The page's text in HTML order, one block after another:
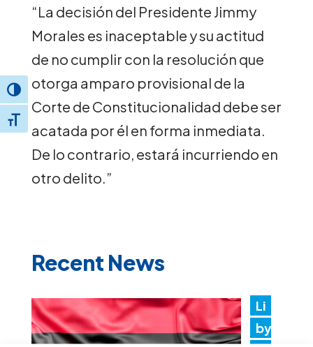
Toggle High Contrast
Toggle Font size
“La decisión del Presidente Jimmy
Morales es inaceptable y su actitud
de no cumplir con la resolución que
otorga amparo provisional de la
Corte de Constitucionalidad debe ser
acatada por él en forma inmediata.
De lo contrario, estará incurriendo en
otro delito.”
Recent News
Li
by